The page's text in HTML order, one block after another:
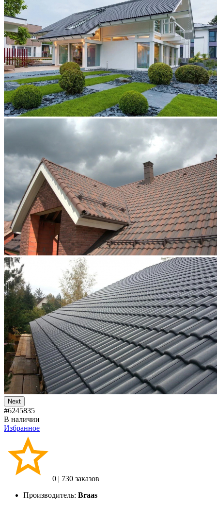
Next
#6245835
В наличии
Избранное
0 | 730 заказов
Производитель: Braas